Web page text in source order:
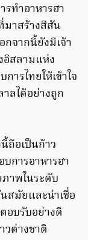
ทำอาหารฮา
มาสร้างสีสัน
กจากนี้ยังมีเจ้า
สลามแห่ง
ารไทยให้เข้าใจ
าลได้อย่างถูก
ถือเป็นก้าว
การอาหารฮา
าพในระดับ
มัยและน่าเชื่อ
อบรับอย่างดี
วต่างชาติ